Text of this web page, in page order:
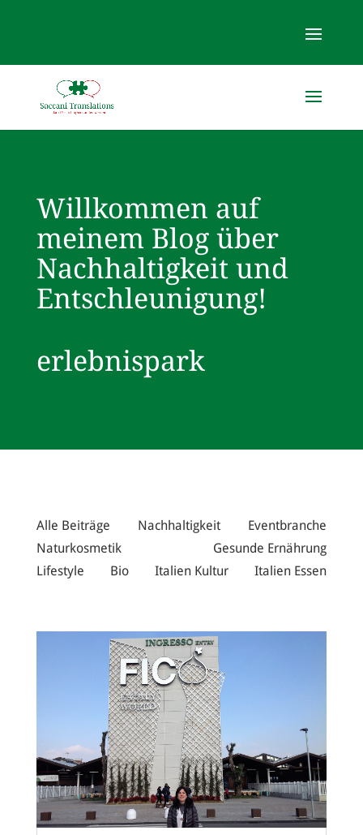
Willkommen auf
meinem Blog über
Nachhaltigkeit und
Entschleunigung!
erlebnispark
Alle Beiträge Nachhaltigkeit
Eventbranche
Naturkosmetik
Gesunde Ernährung
Lifestyle
Bio Italien Kultur Italien Essen